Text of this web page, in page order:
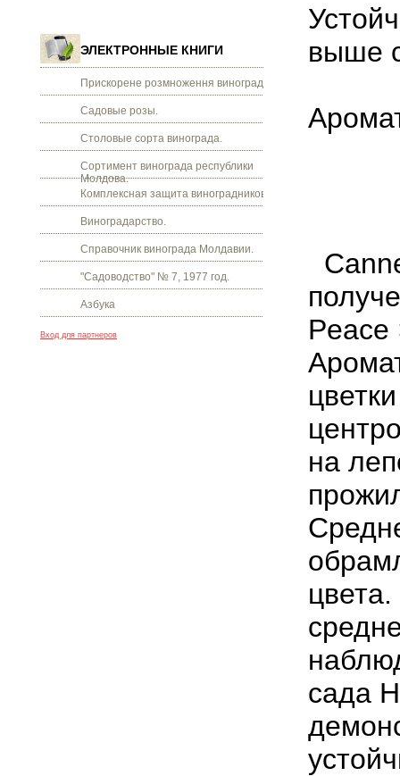
ЭЛЕКТРОННЫЕ КНИГИ
Прискорене розмноження винограду.
Садовые розы.
Столовые сорта винограда.
Сортимент винограда республики
Молдова.
Комплексная защита виноградников.
Виноградарство.
Справочник винограда Молдавии.
"Садоводство" № 7, 1977 год.
Азбука
Вход для партнеров
выше
Peace
на
сада